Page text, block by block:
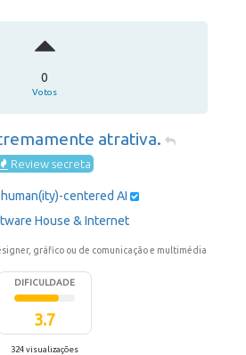
0
Votos
atrativa.
Review secreta
human(ity)-centered AI
House & Internet
gráfico ou de comunicação e multimédia
DIFICULDADE
3.7
324 visualizações